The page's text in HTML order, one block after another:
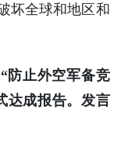
坏全球和地区和
防止外空军备竞
达成报告。发言